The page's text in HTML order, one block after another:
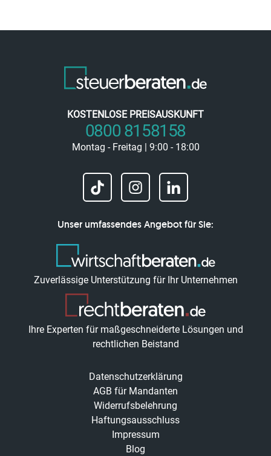
KOSTENLOSE PREISAUSKUNFT
0800 8158158
Montag - Freitag | 9:00 - 18:00
Unser umfassendes Angebot für Sie:
Zuverlässige Unterstützung für Ihr Unternehmen
Ihre Experten für maßgeschneiderte Lösungen und
rechtlichen Beistand
Datenschutzerklärung
AGB für Mandanten
Widerrufsbelehrung
Haftungsausschluss
Impressum
Blog